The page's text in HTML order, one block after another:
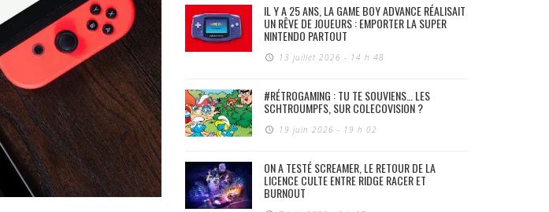
IL Y A 25 ANS, LA GAME BOY ADVANCE RÉALISAIT
UN RÊVE DE JOUEURS : EMPORTER LA SUPER
NINTENDO PARTOUT
13 juillet 2026 - 14 h 48
#RÉTROGAMING : TU TE SOUVIENS… LES
SCHTROUMPFS, SUR COLECOVISION ?
19 juin 2026 - 19 h 02
ON A TESTÉ SCREAMER, LE RETOUR DE LA
LICENCE CULTE ENTRE RIDGE RACER ET
BURNOUT